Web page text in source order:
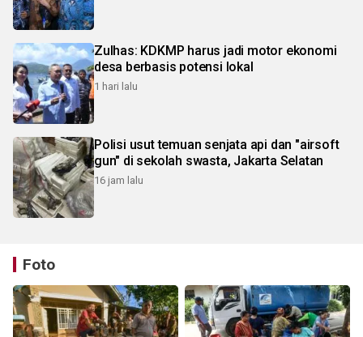
Zulhas: KDKMP harus jadi motor ekonomi
desa berbasis potensi lokal
1 hari lalu
Polisi usut temuan senjata api dan "airsoft
gun" di sekolah swasta, Jakarta Selatan
16 jam lalu
Foto